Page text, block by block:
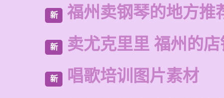
新 福州卖钢琴的地方推
新 卖尤克里里 福州的
新 唱歌培训图片素材